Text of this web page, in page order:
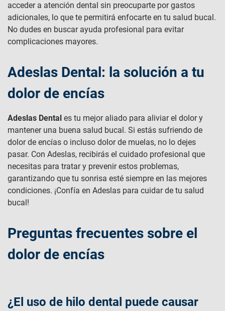
acceder a atención dental sin preocuparte por gastos
adicionales, lo que te permitirá enfocarte en tu salud bucal.
No dudes en buscar ayuda profesional para evitar
complicaciones mayores.
Adeslas Dental: la solución a tu
dolor de encías
Adeslas Dental es tu mejor aliado para aliviar el dolor y
mantener una buena salud bucal. Si estás sufriendo de
dolor de encías o incluso dolor de muelas, no lo dejes
pasar. Con Adeslas, recibirás el cuidado profesional que
necesitas para tratar y prevenir estos problemas,
garantizando que tu sonrisa esté siempre en las mejores
condiciones. ¡Confía en Adeslas para cuidar de tu salud
bucal!
Preguntas frecuentes sobre el
dolor de encías
¿El uso de hilo dental puede causar